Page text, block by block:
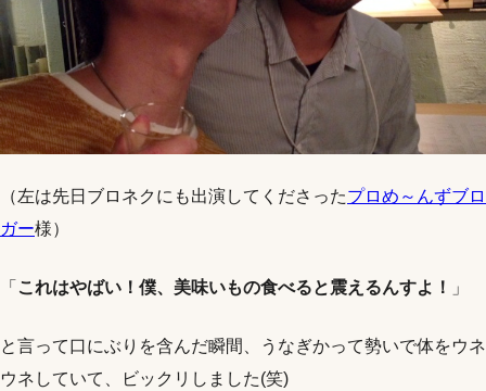
（左は先日ブロネクにも出演してくださったプロめ～んずブロ
ガー様）
「 これはやばい！僕、美味いもの食べると震えるんすよ！ 」
と言って口にぶりを含んだ瞬間、うなぎかって勢いで体をウネ
ウネしていて、ビックリしました(笑)